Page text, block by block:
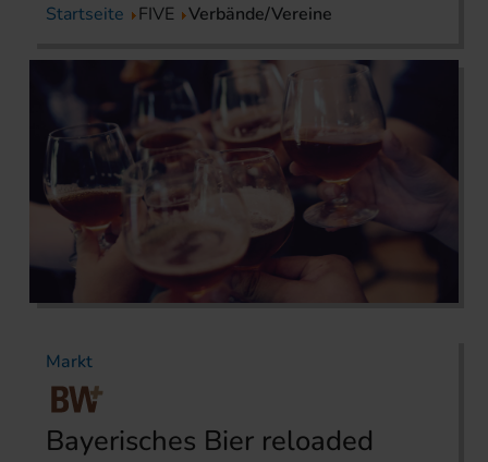
Startseite FIVE Verbände/Vereine
Markt
Bayerisches Bier reloaded